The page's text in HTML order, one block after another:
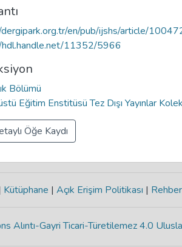
en/pub/ijshs/article/
11352/5966
Bölümü
Eğitim Enstitüsü Tez Dışı Yayınlar
Öğe Kaydı
Kütüphane | Açık Erişim Politikası | Rehber
Alıntı-Gayri Ticari-Türetilemez 4.0